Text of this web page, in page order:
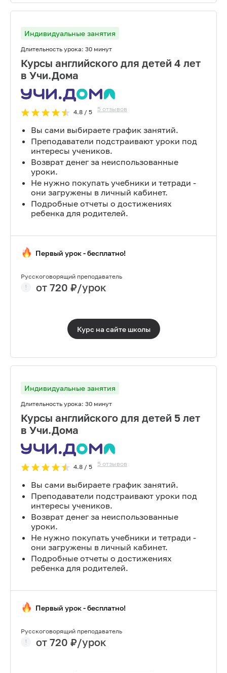
Индивидуальные занятия
Длительность урока: 30 минут
Курсы английского для детей 4 лет
в Учи.Дома
4.8/ 5 5 отзывов
Вы сами выбираете график занятий.
Преподаватели подстраивают уроки под
интересы учеников.
Возврат денег за неиспользованные
уроки.
Не нужно покупать учебники и тетради -
они загружены в личный кабинет.
Подробные отчеты о достижениях
ребенка для родителей.
Первый урок - бесплатно!
Русскоговорящий преподаватель
от 720 ₽/урок
Курс на сайте школы
Индивидуальные занятия
Длительность урока: 30 минут
Курсы английского для детей 5 лет
в Учи.Дома
4.8/ 5 5 отзывов
Вы сами выбираете график занятий.
Преподаватели подстраивают уроки под
интересы учеников.
Возврат денег за неиспользованные
уроки.
Не нужно покупать учебники и тетради -
они загружены в личный кабинет.
Подробные отчеты о достижениях
ребенка для родителей.
Первый урок - бесплатно!
Русскоговорящий преподаватель
от 720 ₽/урок